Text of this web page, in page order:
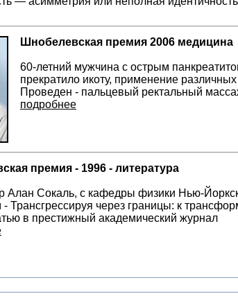
Шнобелевская премия 2006 медицина
60-летний мужчина с острым
прекратило икоту, применение
Проведен - пальцевый ректальный
подробнее
премия - 1996 - литература
Алан Сокаль, с кафедры физики Нью-
- Трансгрессируя через границы: к
в престижный академический журнал